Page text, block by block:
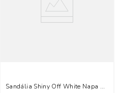
Sandália Shiny Off White Napa Soft